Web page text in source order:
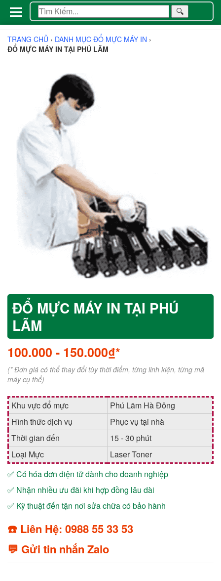
🔍
TRANG CHỦ › DANH MỤC ĐỔ MỰC MÁY IN ›
ĐỔ MỰC MÁY IN TẠI PHÚ LÃM
ĐỔ MỰC MÁY IN TẠI PHÚ
LÃM
100.000 - 150.000₫*
(* Đơn giá có thể thay đổi tùy thời điểm, từng linh kiện, từng mã
máy cụ thể)
Khu vực đổ mực
Phú Lãm Hà Đông
Hình thức dịch vụ
Phục vụ tại nhà
Thời gian đến
15 - 30 phút
Loại Mực
Laser Toner
✅ Có hóa đơn điện tử dành cho doanh nghiệp
✅ Nhận nhiều ưu đãi khi hợp đồng lâu dài
✅ Kỹ thuật đến tận nơi sửa chữa có bảo hành
☎️ Liên Hệ: 0988 55 33 53
💬 Gửi tin nhắn Zalo